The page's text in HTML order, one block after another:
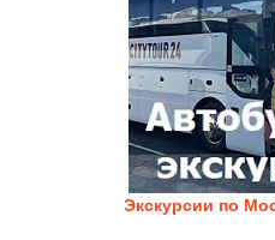
Экскурсии по